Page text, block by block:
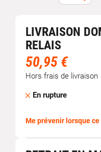
LIVRAISON
RELAIS
50,95 €
Hors frais de livraison
En rupture
Me prévenir lorsque